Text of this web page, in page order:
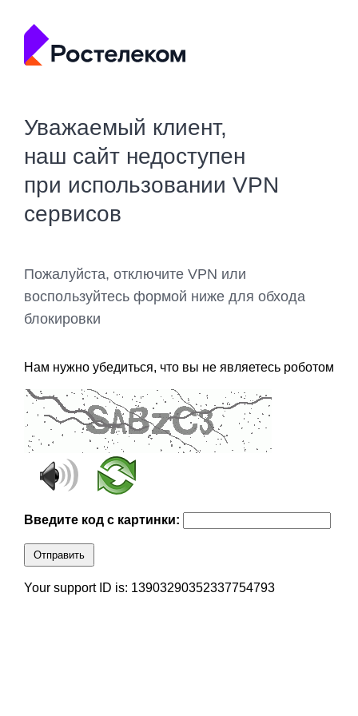
Уважаемый клиент,
наш сайт недоступен
при использовании VPN
сервисов
Пожалуйста, отключите VPN или
воспользуйтесь формой ниже для обхода
блокировки
Нам нужно убедиться, что вы не являетесь роботом
Введите код с картинки:
Отправить
Your support ID is: 13903290352337754793